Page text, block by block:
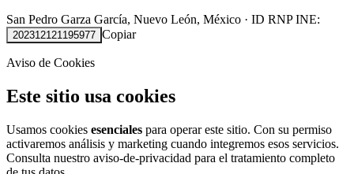
San Pedro Garza García, Nuevo León, México · ID RNP INE:
202312121195977 Copiar
Aviso de Cookies
Este sitio usa cookies
Usamos cookies esenciales para operar este sitio. Con su permiso
activaremos análisis y marketing cuando integremos esos servicios.
Consulta nuestro aviso-de-privacidad para el tratamiento completo